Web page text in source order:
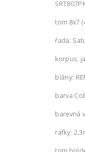
tom 8x7
řada:
korpus:
blány:
barva
barevná
ráfky: